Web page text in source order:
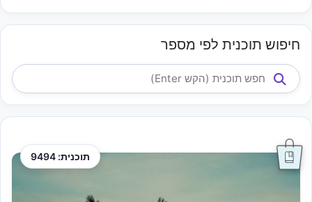
חיפוש תוכנית לפי מספר
תוכנית: 9494